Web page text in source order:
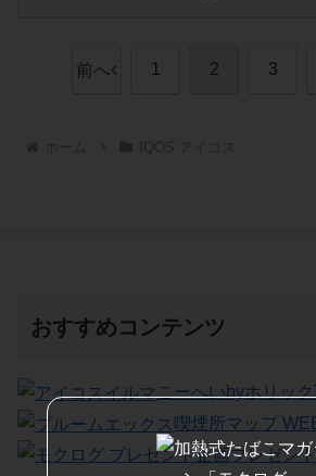
前へ 1 2 3
おすすめコンテンツ
こーへいbyホリッ
喫煙所マップ
プレゼン